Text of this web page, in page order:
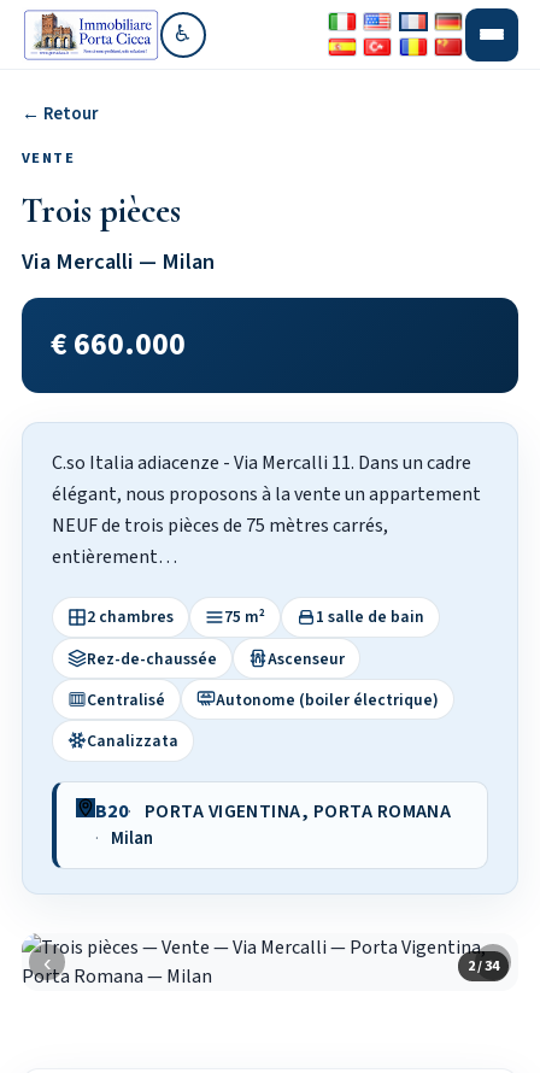
♿Aller à la section accessibilité
← Retour
VENTE
Trois pièces
Via Mercalli — Milan
€ 660.000
C.so Italia adiacenze - Via Mercalli 11. Dans un cadre
élégant, nous proposons à la vente un appartement
NEUF de trois pièces de 75 mètres carrés,
entièrement…
2 chambres 75 m²
1 salle de bain
Rez-de-chaussée
Ascenseur
Centralisé
Autonome (boiler électrique)
Canalizzata
B20 PORTA VIGENTINA, PORTA ROMANA
Milan
‹ ›
2 / 34